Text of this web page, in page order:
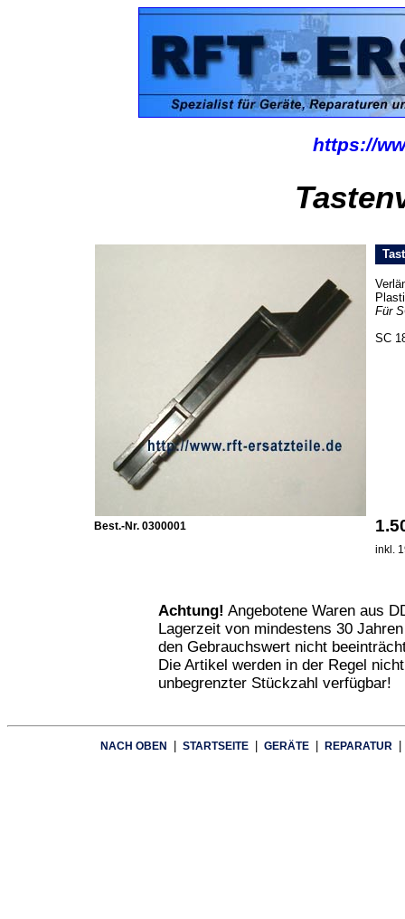
https://
Für
SC
Best.-Nr. 0300001
inkl.
Achtung! Angebotene Waren aus
Lagerzeit von mindestens 30
den Gebrauchswert nicht
Die Artikel werden in der Regel
unbegrenzter Stückzahl verfügbar!
NACH OBEN STARTSEITE GERÄTE REPARATUR